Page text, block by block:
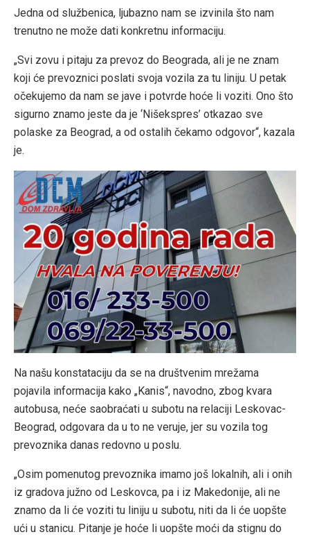
Jedna od službenica, ljubazno nam se izvinila što nam
trenutno ne može dati konkretnu informaciju.
„Svi zovu i pitaju za prevoz do Beograda, ali je ne znam
koji će prevoznici poslati svoja vozila za tu liniju. U petak
očekujemo da nam se jave i potvrde hoće li voziti. Ono što
sigurno znamo jeste da je ‘Nišekspres’ otkazao sve
polaske za Beograd, a od ostalih čekamo odgovor“, kazala
je.
Na našu konstataciju da se na društvenim mrežama
pojavila informacija kako „Kanis“, navodno, zbog kvara
autobusa, neće saobraćati u subotu na relaciji Leskovac-
Beograd, odgovara da u to ne veruje, jer su vozila tog
prevoznika danas redovno u poslu.
„Osim pomenutog prevoznika imamo još lokalnih, ali i onih
iz gradova južno od Leskovca, pa i iz Makedonije, ali ne
znamo da li će voziti tu liniju u subotu, niti da li će uopšte
ući u stanicu. Pitanje je hoće li uopšte moći da stignu do